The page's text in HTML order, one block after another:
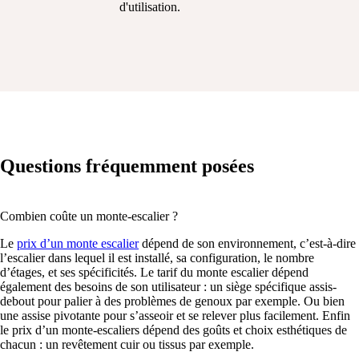
d'utilisation.
Questions fréquemment posées
Combien coûte un monte-escalier ?
Le prix d’un monte escalierdépend de son environnement, c’est-à-dire
l’escalier dans lequel il est installé, sa configuration, le nombre
d’étages, et ses spécificités. Le tarif du monte escalier dépend
également des besoins de son utilisateur : un siège spécifique assis-
debout pour palier à des problèmes de genoux par exemple. Ou bien
une assise pivotante pour s’asseoir et se relever plus facilement. Enfin
le prix d’un monte-escaliers dépend des goûts et choix esthétiques de
chacun : un revêtement cuir ou tissus par exemple.